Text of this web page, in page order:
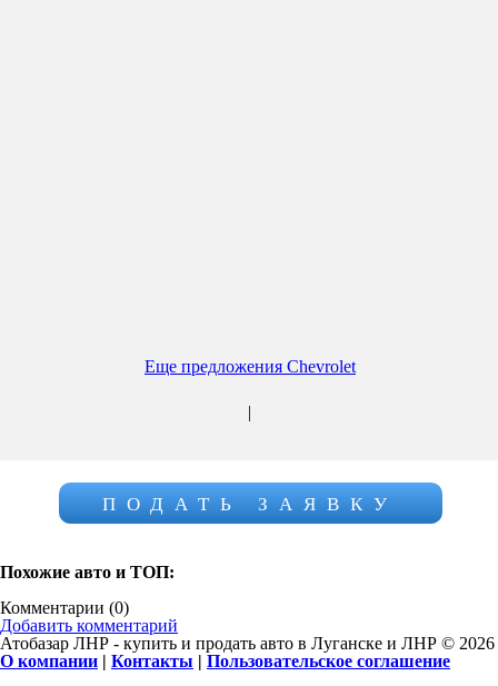
Еще предложения Chevrolet
|
ПОДАТЬ ЗАЯВКУ
Похожие авто и ТОП:
Комментарии (0)
Добавить комментарий
Атобазар ЛНР - купить и продать авто в Луганске и ЛНР © 2026
О компании | Контакты | Пользовательское соглашение